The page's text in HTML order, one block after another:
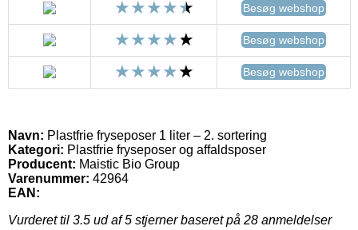
Besøg webshop
Besøg webshop
Besøg webshop
Navn: Plastfrie fryseposer 1 liter – 2. sortering
Kategori: Plastfrie fryseposer og affaldsposer
Producent: Maistic Bio Group
Varenummer: 42964
EAN:
Vurderet til 3.5 ud af 5 stjerner baseret på 28 anmeldelser